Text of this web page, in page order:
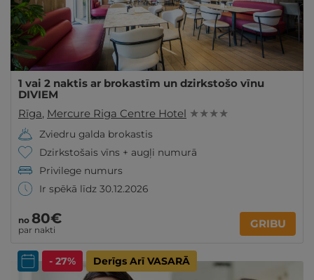
1 vai 2 naktis ar brokastīm un dzirkstošo vīnu
DIVIEM
Rīga, Mercure Riga Centre Hotel ★ ★ ★ ★
Zviedru galda brokastis
Dzirkstošais vīns + augļi numurā
Privilege numurs
Ir spēkā līdz 30.12.2026
no 80€
par nakti GRIBU
- 27% Derīgs Arī VASARĀ